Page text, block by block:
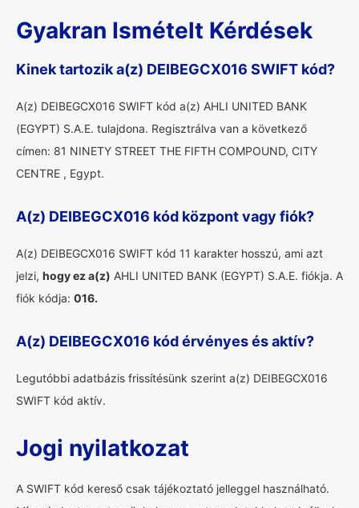
Gyakran Ismételt Kérdések
Kinek tartozik a(z) DEIBEGCX016 SWIFT kód?
A(z) DEIBEGCX016 SWIFT kód a(z) AHLI UNITED BANK
(EGYPT) S.A.E. tulajdona. Regisztrálva van a következő
címen: 81 NINETY STREET THE FIFTH COMPOUND, CITY
CENTRE , Egypt.
A(z) DEIBEGCX016 kód központ vagy fiók?
A(z) DEIBEGCX016 SWIFT kód 11 karakter hosszú, ami azt
jelzi, hogy ez a(z) AHLI UNITED BANK (EGYPT) S.A.E. fiókja. A
fiók kódja: 016.
A(z) DEIBEGCX016 kód érvényes és aktív?
Legutóbbi adatbázis frissítésünk szerint a(z) DEIBEGCX016
SWIFT kód aktív.
Jogi nyilatkozat
A SWIFT kód kereső csak tájékoztató jelleggel használható.